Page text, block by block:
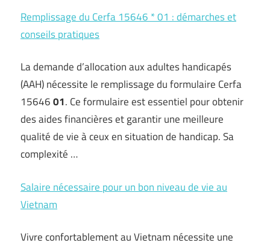
Remplissage du Cerfa 15646 * 01 : démarches et
conseils pratiques
La demande d’allocation aux adultes handicapés
(AAH) nécessite le remplissage du formulaire Cerfa
1564601. Ce formulaire est essentiel pour obtenir
des aides financières et garantir une meilleure
qualité de vie à ceux en situation de handicap. Sa
complexité …
Salaire nécessaire pour un bon niveau de vie au
Vietnam
Vivre confortablement au Vietnam nécessite une